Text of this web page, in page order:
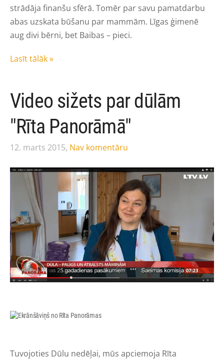
strādāja finanšu sfērā. Tomēr par savu pamatdarbu
abas uzskata būšanu par mammām. Līgas ģimenē
aug divi bērni, bet Baibas – pieci.
Lasīt tālāk »
Video sižets par dūlām
"Rīta Panorāmā"
12. marts 2015, Nav komentāru
Tuvojoties Dūlu nedēļai, mūs apciemoja Rīta